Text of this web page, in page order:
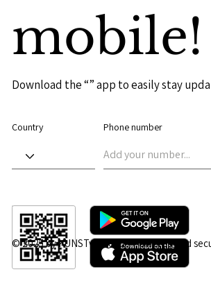
mobile!
Download the “” app to easily stay
Country Phone number
© 2025 by KUNSTvernetzt | Powered and